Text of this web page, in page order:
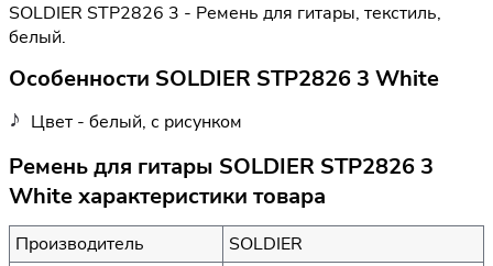
SOLDIER STP2826 3 - Ремень для гитары, текстиль,
белый.
Особенности SOLDIER STP2826 3 White
Цвет - белый, с рисунком
Ремень для гитары SOLDIER STP2826 3
White характеристики товара
Производитель
SOLDIER